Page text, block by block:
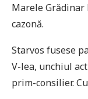
Marele Grădinar
cazonă.
Starvos fusese
V-lea, unchiul
prim-consilier.